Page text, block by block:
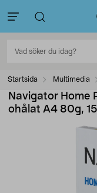
Startsida Multimedia
Navigator Home
ohålat A4 80g,